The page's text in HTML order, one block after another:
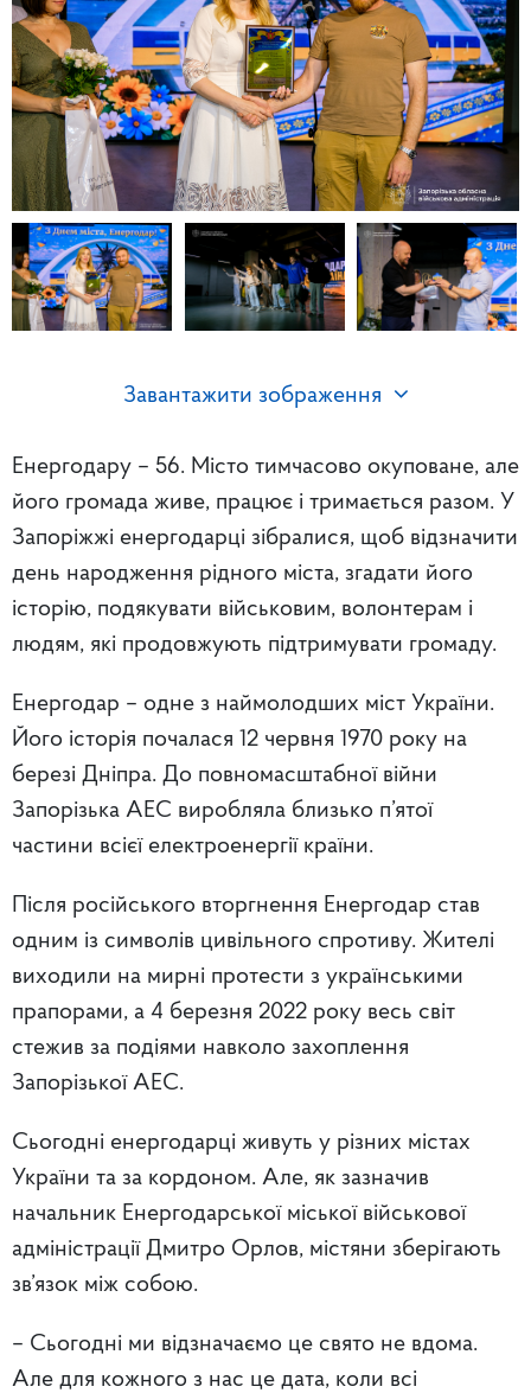
Завантажити зображення
Енергодару – 56. Місто тимчасово окуповане, але
його громада живе, працює і тримається разом. У
Запоріжжі енергодарці зібралися, щоб відзначити
день народження рідного міста, згадати його
історію, подякувати військовим, волонтерам і
людям, які продовжують підтримувати громаду.
Енергодар – одне з наймолодших міст України.
Його історія почалася 12 червня 1970 року на
березі Дніпра. До повномасштабної війни
Запорізька АЕС виробляла близько п’ятої
частини всієї електроенергії країни.
Після російського вторгнення Енергодар став
одним із символів цивільного спротиву. Жителі
виходили на мирні протести з українськими
прапорами, а 4 березня 2022 року весь світ
стежив за подіями навколо захоплення
Запорізької АЕС.
Сьогодні енергодарці живуть у різних містах
України та за кордоном. Але, як зазначив
начальник Енергодарської міської військової
адміністрації Дмитро Орлов, містяни зберігають
зв’язок між собою.
– Сьогодні ми відзначаємо це свято не вдома.
Але для кожного з нас це дата, коли всі